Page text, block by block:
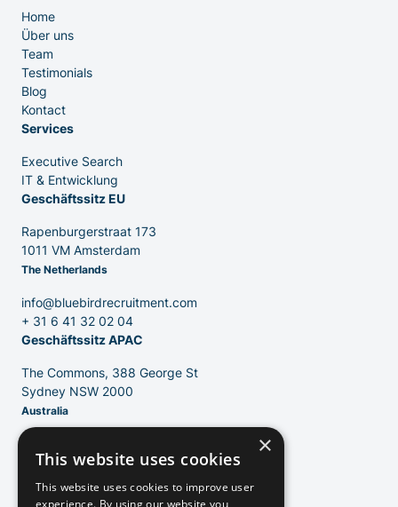
IT & Entwicklung
Executive Search
DE
Home
Über uns
Team
Testimonials
Blog
Kontact
Services
Executive Search
IT & Entwicklung
Geschäftssitz EU
Rapenburgerstraat 173
1011 VM Amsterdam
The Netherlands
info@bluebirdrecruitment.com
+ 31 6 41 32 02 04
Geschäftssitz APAC
The Commons, 388 George St
Sydney NSW 2000
Australia
+ 61 406 504 556
Geschäftssitz UK
×
This website uses cookies
This website uses cookies to improve user
experience. By using our website you